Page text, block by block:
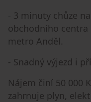
- 3 minuty chůze
obchodního centra
metro Anděl.
- Snadný výjezd i
Nájem činí 50 000
zahrnuje plyn,